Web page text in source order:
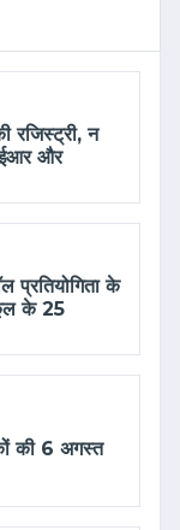
रजिस्ट्री, न
और
प्रतियोगिता के
के 25
की 6 अगस्त